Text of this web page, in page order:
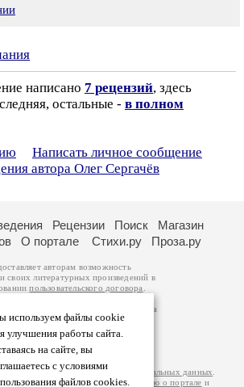
написано 7 рецензий, здесь
остальные - в полном
Написать личное сообщение
автора Олег Сергачёв
используем файлы cookie
улучшения работы сайта.
на сайте, вы
с условиями
файлов cookies.
Рецензии Поиск
Магазин
О портале Стихи.ру Проза.ру
авторам возможность
своих литературных произведений в
пользовательского договора
произведения принадлежат авторам
. Перепечатка произведений возможна
автора, к которому вы можете
странице. Ответственность за
несут самостоятельно на
изаконодательства
Политики обработки персональных данных
более подробнуюинформацию о портале и